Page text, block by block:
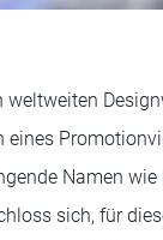
eines
Namen wie
sich, für